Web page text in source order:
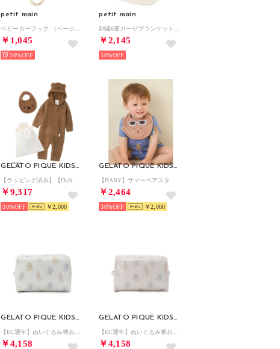
petit main
￥1,045
50%
petit main
￥2,145
50%
GELATO PIQUE KIDS & BABY
￥9,317
30% ￥2,000
GELATO PIQUE KIDS & BABY
￥2,464
30% ￥2,000
GELATO PIQUE KIDS & BABY
￥4,158
GELATO PIQUE KIDS & BABY
￥4,158